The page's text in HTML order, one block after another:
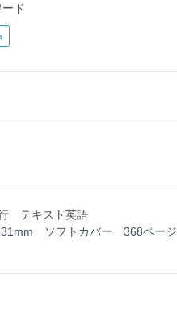
ド
テキスト英語
ソフトカバー 368ページ